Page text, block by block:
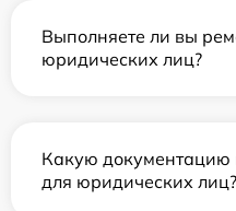
Выполняете ли вы
юридических лиц?
Какую документацию
для юридических лиц?